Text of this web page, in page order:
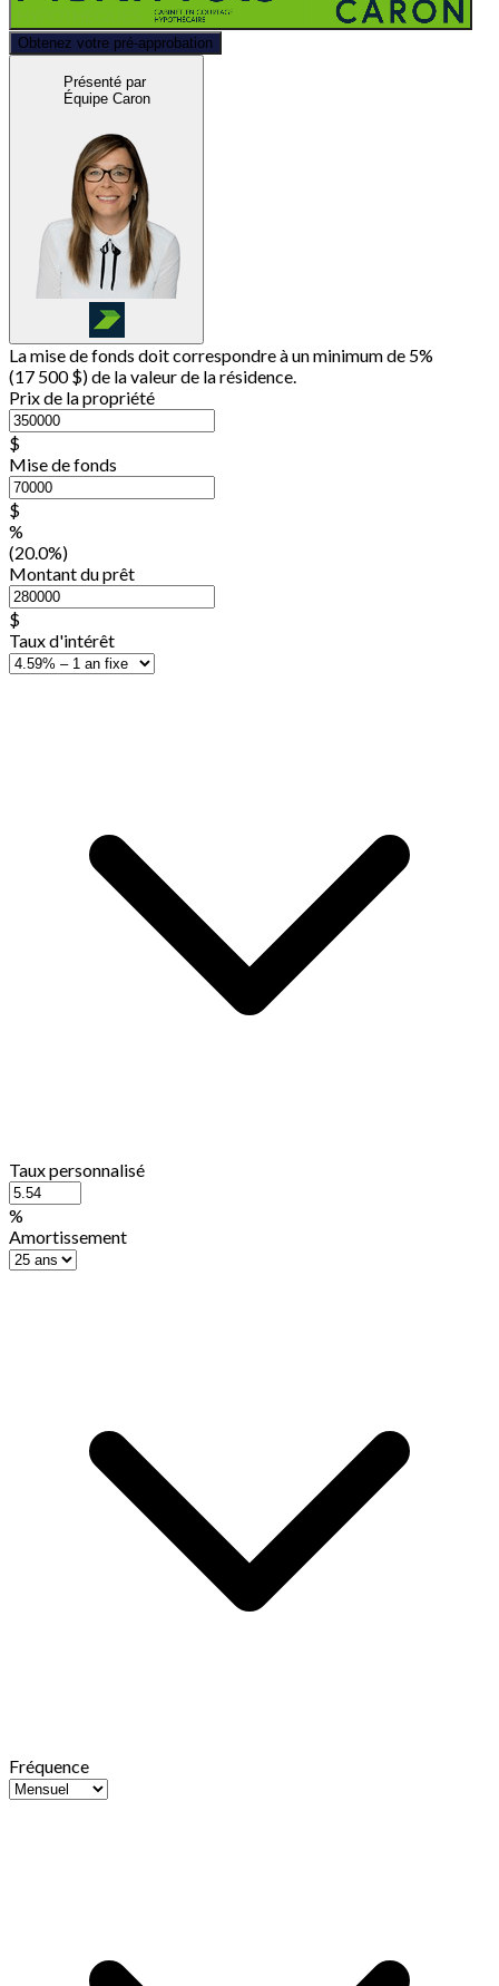
Obtenez votre pré-approbation
Présenté par
Équipe Caron
La mise de fonds doit correspondre à un minimum de 5%
(17 500 $) de la valeur de la résidence.
Prix de la propriété
$
Mise de fonds
$
%
(20.0%)
Montant du prêt
$
Taux d'intérêt
Taux personnalisé
%
Amortissement
Fréquence